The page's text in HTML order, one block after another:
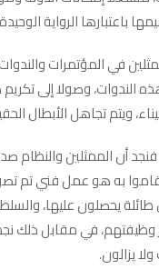
باعتبارها الرواية
في المؤتمرات
الندوات، وصولا إلى
ويتم تجاهل الأبطال
أن الممثلين والنظام
قاموا به هو عمل فني
يحصلون عليها،
في مقابل ذلك
يزالون.